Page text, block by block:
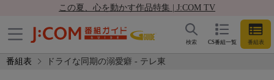
この夏、心を動かす作品特集 | J:COM TV
CS番組一覧 番組表
検索
番組表 ドライな同期の溺愛癖 - テレ東